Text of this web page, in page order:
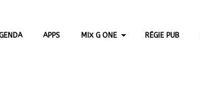
APPS MIX G ONE RÉGIE PUB